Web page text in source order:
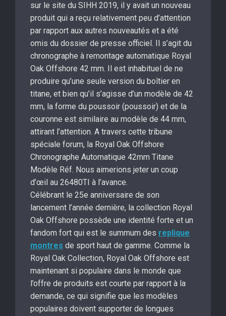
sur le site du SIHH 2019, il y avait un nouveau
produit qui a reçu relativement peu d’attention
par rapport aux autres nouveautés et a été
omis du dossier de presse officiel. Il s’agit du
chronographe à remontage automatique Royal
Oak Offshore 42 mm. Il est inhabituel de ne
produire qu’une seule version du boîtier en
titane, et bien qu’il s’agisse d’un modèle de 42
mm, la forme du poussoir (poussoir) et de la
couronne est similaire au modèle de 44 mm,
attirant l’attention. A travers cette tribune
spéciale forum, la Royal Oak Offshore
Chronographe Automatique 42mm Titane
Modèle Réf. Nous aimerions jeter un coup
d’œil au 26480TI à l’avance.
Célébrant le 25e anniversaire de son
lancement l’année dernière, la collection Royal
Oak Offshore possède une identité forte et un
fandom fort qui est le summum des replique
montres de sport haut de gamme. Comme la
Royal Oak Collection, Royal Oak Offshore est
maintenant si populaire dans le monde que
l’offre de produits est courte par rapport à la
demande, ce qui signifie que les modèles
populaires doivent supporter de longues